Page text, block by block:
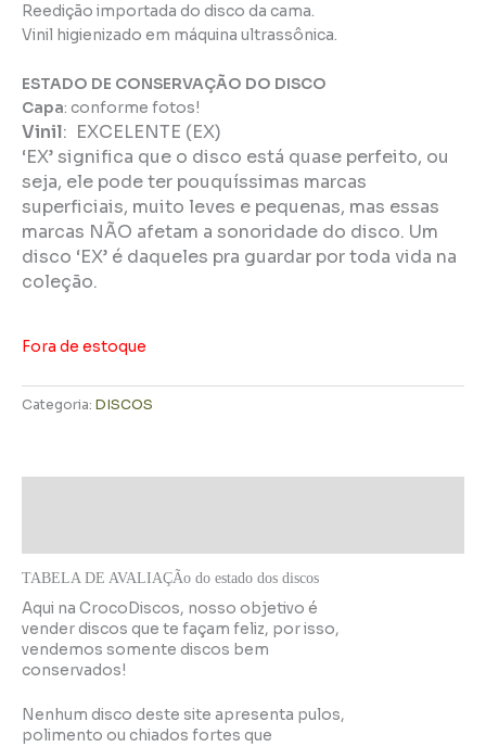
Reedição importada do disco da cama.
Vinil higienizado em máquina ultrassônica.
ESTADO DE CONSERVAÇÃO DO DISCO
Capa: conforme fotos!
Vinil: EXCELENTE (EX)
‘EX’ significa que o disco está quase perfeito, ou
seja, ele pode ter pouquíssimas marcas
superficiais, muito leves e pequenas, mas essas
marcas NÃO afetam a sonoridade do disco. Um
disco ‘EX’ é daqueles pra guardar por toda vida na
coleção.
Fora de estoque
Categoria: DISCOS
TABELA DE AVALIAÇÃo do estado dos discos
Aqui na CrocoDiscos, nosso objetivo é
vender discos que te façam feliz, por isso,
vendemos somente discos bem
conservados!
Nenhum disco deste site apresenta pulos,
polimento ou chiados fortes que